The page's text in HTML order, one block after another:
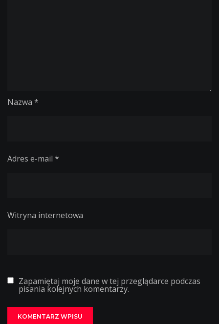
Nazwa *
Adres e-mail *
Witryna internetowa
Zapamiętaj moje dane w tej przeglądarce podczas
pisania kolejnych komentarzy.